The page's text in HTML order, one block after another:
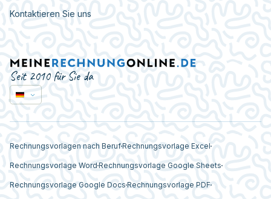
Kontaktieren Sie uns
Seit 2010 für Sie da
Rechnungsvorlagen nach BerufRechnungsvorlage Excel
Rechnungsvorlage Word Rechnungsvorlage Google Sheets
Rechnungsvorlage Google Docs Rechnungsvorlage PDF